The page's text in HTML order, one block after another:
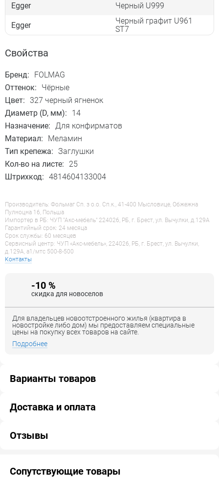
Egger Черный U999
Egger
Черный графит U961
ST7
Свойства
Бренд:
FOLMAG
Оттенок:
Чёрные
Цвет:
327 черный ягненок
Диаметр (D, мм):
14
Назначение: Для конфирматов
Материал:
Меламин
Тип крепежа: Заглушки
Кол-во на листе:
25
Штрихкод: 4814604133004
Производитель: Фольмаг Сп. з о.о. Сп.к., 41-400 Мысловице, Обжежна
Пулноцна 16, Польша
Импортер в РБ: ЧУП "Акс-мебель" 224026, РБ, г. Брест, ул. Вычулки, д.129А
Гарантийный срок: 24 месяца
Срок службы: 60 месяцев
Сервисный центр: ЧУП «Акс-мебель», 224026, РБ, г. Брест, ул. Вычулки,
д.129А, a1/мтс 500-8-500
Контакты
-10 %
скидка для новоселов
Для владельцев новоотстроенного жилья (квартира в
новостройке либо дом) мы предоставляем специальные
цены на покупку всех товаров на сайте.
Подробнее
Варианты товаров
Доставка и оплата
Отзывы
Сопутствующие товары